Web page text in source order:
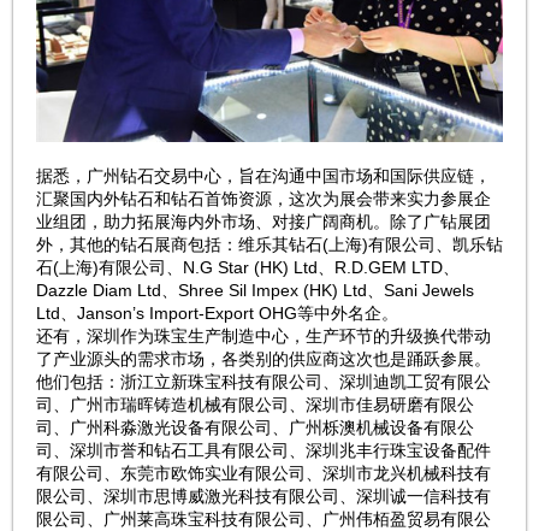
据悉，广州钻石交易中心，旨在沟通中国市场和国际供应链，
汇聚国内外钻石和钻石首饰资源，这次为展会带来实力参展企
业组团，助力拓展海内外市场、对接广阔商机。除了广钻展团
外，其他的钻石展商包括：维乐其钻石(上海)有限公司、凯乐钻
石(上海)有限公司、N.G Star (HK) Ltd、R.D.GEM LTD、
Dazzle Diam Ltd、Shree Sil Impex (HK) Ltd、Sani Jewels
Ltd、Janson’s Import-Export OHG等中外名企。
还有，深圳作为珠宝生产制造中心，生产环节的升级换代带动
了产业源头的需求市场，各类别的供应商这次也是踊跃参展。
他们包括：浙江立新珠宝科技有限公司、深圳迪凯工贸有限公
司、广州市瑞晖铸造机械有限公司、深圳市佳易研磨有限公
司、广州科淼激光设备有限公司、广州栎澳机械设备有限公
司、深圳市誉和钻石工具有限公司、深圳兆丰行珠宝设备配件
有限公司、东莞市欧饰实业有限公司、深圳市龙兴机械科技有
限公司、深圳市思博威激光科技有限公司、深圳诚一信科技有
限公司、广州莱高珠宝科技有限公司、广州伟栢盈贸易有限公